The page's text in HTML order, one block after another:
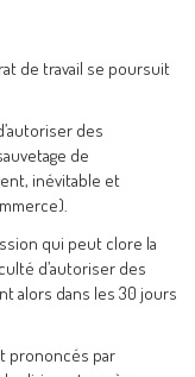
de travail se poursuit
des
de
inévitable et
qui peut clore la
d’autoriser des
alors dans les 30 jours
prononcés par